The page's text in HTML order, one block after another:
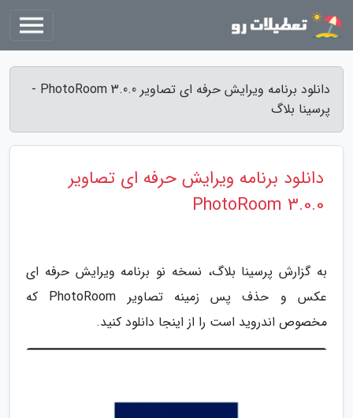
دانلود برنامه ویرایش حرفه ای تصاویر PhotoRoom 3.0.0 -
پرسینا بلاگ
دانلود برنامه ویرایش حرفه ای تصاویر
PhotoRoom 3.0.0
به گزارش پرسینا بلاگ، نسخه نو برنامه ویرایش حرفه ای
عکس و حذف پس زمینه تصاویر PhotoRoom که
مخصوص اندروید است را از اینجا دانلود کنید.